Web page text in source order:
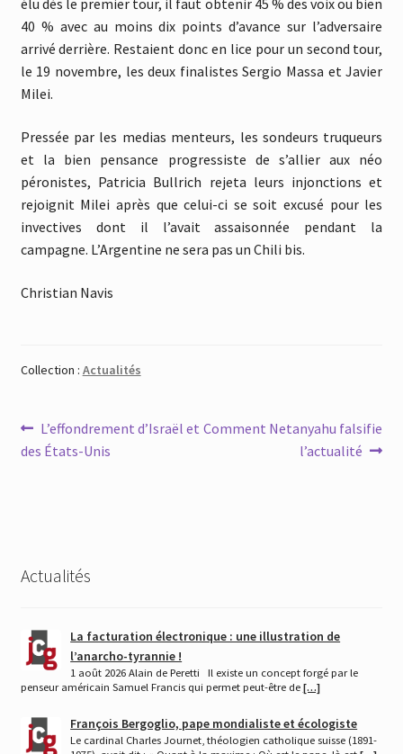
élu dès le premier tour, il faut obtenir 45 % des voix ou bien
40 % avec au moins dix points d’avance sur l’adversaire
arrivé derrière. Restaient donc en lice pour un second tour,
le 19 novembre, les deux finalistes Sergio Massa et Javier
Milei.
Pressée par les medias menteurs, les sondeurs truqueurs
et la bien pensance progressiste de s’allier aux néo
péronistes, Patricia Bullrich rejeta leurs injonctions et
rejoignit Milei après que celui-ci se soit excusé pour les
invectives dont il l’avait assaisonnée pendant la
campagne. L’Argentine ne sera pas un Chili bis.
Christian Navis
Collection : Actualités
Navigation
de
Article
précédent :
L’effondrement d’Israël et
des États-Unis
Article
Comment Netanyahu falsifie
l’actualité
Actualités
La facturation électronique : une illustration de
l’anarcho-tyrannie !
1 août 2026 Alain de Peretti Il existe un concept forgé par le
penseur américain Samuel Francis qui permet peut-être de […]
François Bergoglio, pape mondialiste et écologiste
Le cardinal Charles Journet, théologien catholique suisse (1891-